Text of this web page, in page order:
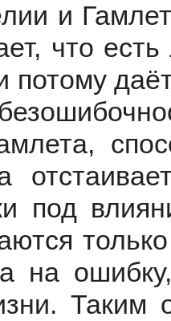
и
что
потому
под
на
Таким